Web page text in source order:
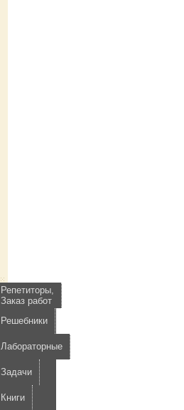
Репетиторы,
Заказ работ
Решебники
Лабораторные
Задачи
Книги